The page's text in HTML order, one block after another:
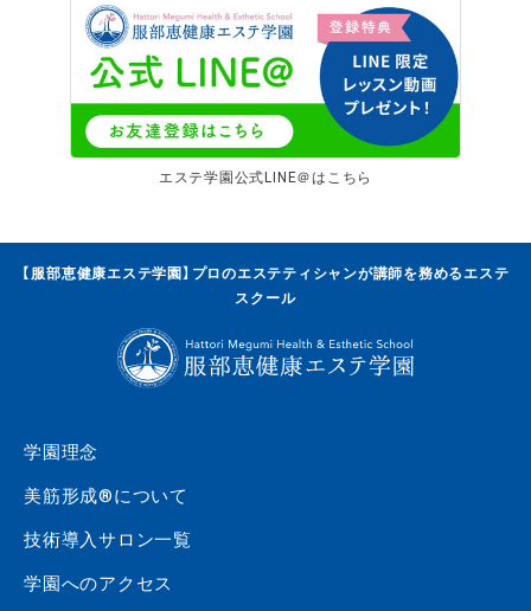
エステ学園公式LINE＠はこちら
【服部恵健康エステ学園】プロのエステティシャンが講師を務めるエステ
スクール
学園理念
美筋形成®について
技術導入サロン一覧
学園へのアクセス